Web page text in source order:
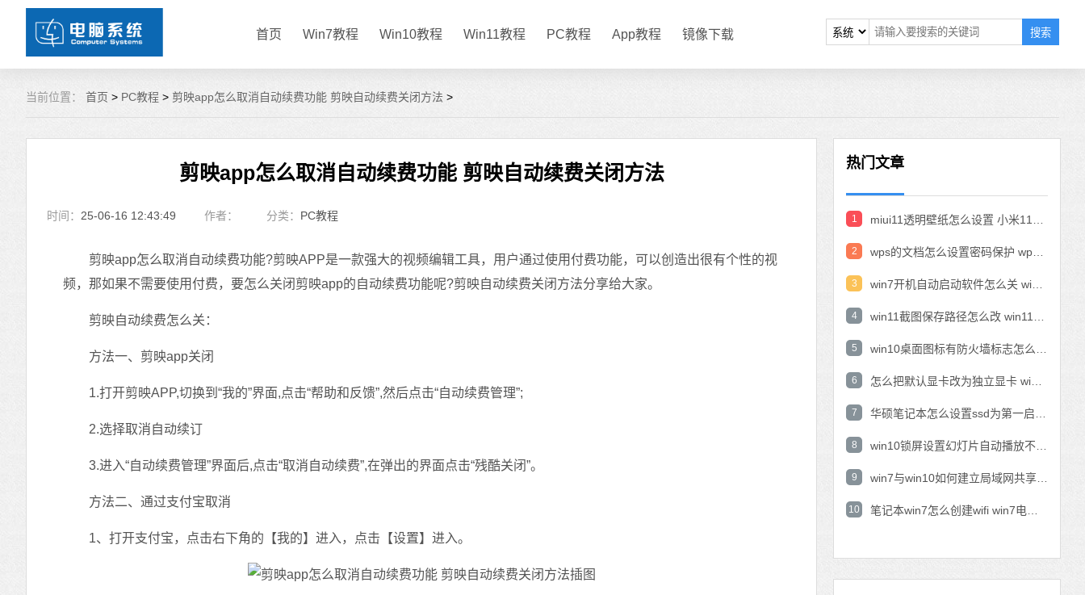
首页 Win7教程 Win10教程 Win11教程 PC教程 App教程 镜像下载 搜索
当前位置： 首页 > PC教程 > 剪映app怎么取消自动续费功能 剪映自动续费关闭方法 >
剪映app怎么取消自动续费功能 剪映自动续费关闭方法
时间： 25-06-16 12:43:49 作者： 分类： PC教程
剪映app怎么取消自动续费功能?剪映APP是一款强大的视频编辑工具，用户通过使用付费功能，可以创造出很有个性的视
频，那如果不需要使用付费，要怎么关闭剪映app的自动续费功能呢?剪映自动续费关闭方法分享给大家。
剪映自动续费怎么关：
方法一、剪映app关闭
1.打开剪映APP,切换到“我的”界面,点击“帮助和反馈”,然后点击“自动续费管理”;
2.选择取消自动续订
3.进入“自动续费管理”界面后,点击“取消自动续费”,在弹出的界面点击“残酷关闭”。
方法二、通过支付宝取消
1、打开支付宝，点击右下角的【我的】进入，点击【设置】进入。
热门文章
1
2
3
4
5
6
7
8
9
10